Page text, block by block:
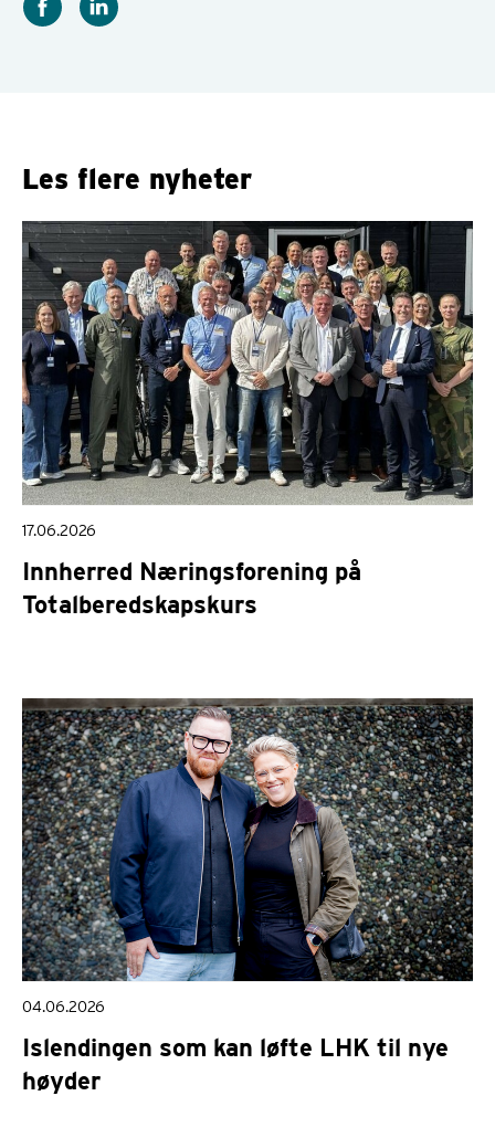
Les flere nyheter
17.06.2026
Innherred Næringsforening på
Totalberedskapskurs
04.06.2026
Islendingen som kan løfte LHK til nye
høyder